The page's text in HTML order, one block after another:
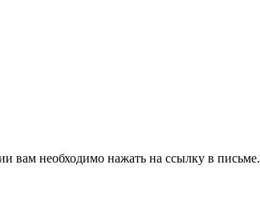
вам необходимо нажать на ссылку в письме.